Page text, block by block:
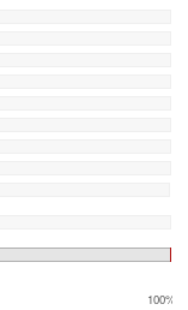
100%